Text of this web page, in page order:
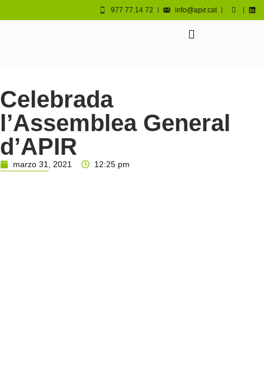
977 77 14 72 info@apir.cat
Celebrada
l’Assemblea General
d’APIR
marzo 31, 2021 12:25 pm